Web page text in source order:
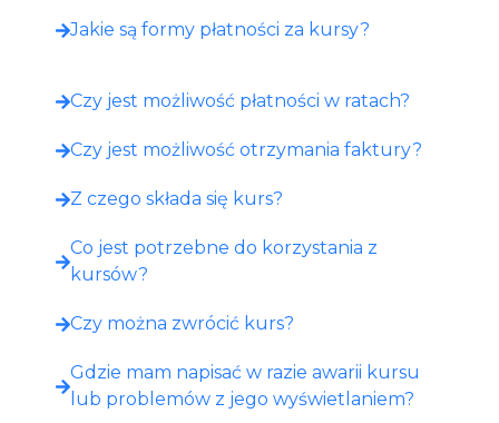
Jakie są formy płatności za kursy?
Czy jest możliwość płatności w ratach?
Czy jest możliwość otrzymania faktury?
Z czego składa się kurs?
Co jest potrzebne do korzystania z
kursów?
Czy można zwrócić kurs?
Gdzie mam napisać w razie awarii kursu
lub problemów z jego wyświetlaniem?